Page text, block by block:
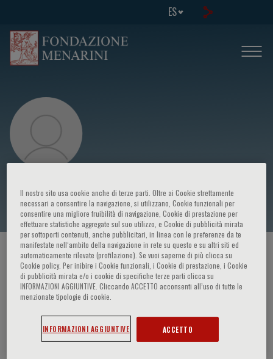
ES
Sabine Sarnacki
HOME PAGE / CURSOS Y EVENTOS / ORADOR
Sabine Sarnacki
Il nostro sito usa cookie anche di terze parti. Oltre ai Cookie strettamente
necessari a consentire la navigazione, si utilizzano, Cookie funzionali per
consentire una migliore fruibilità di navigazione, Cookie di prestazione per
effettuare statistiche aggregate sul suo utilizzo, e Cookie di pubblicità mirata
per sottoporti contenuti, anche pubblicitari, in linea con le preferenze da te
manifestate nell‘ambito della navigazione in rete su questo e su altri siti ed
automaticamente rilevate (profilazione). Se vuoi saperne di più clicca su
Cookie policy. Per inibire i Cookie funzionali, i Cookie di prestazione, i Cookie
di pubblicità mirata e/o i cookie di specifiche terze parti clicca su
INFORMAZIONI AGGIUNTIVE. Cliccando ACCETTO acconsenti all’uso di tutte le
menzionate tipologie di cookie.
INFORMAZIONI AGGIUNTIVE ACCETTO